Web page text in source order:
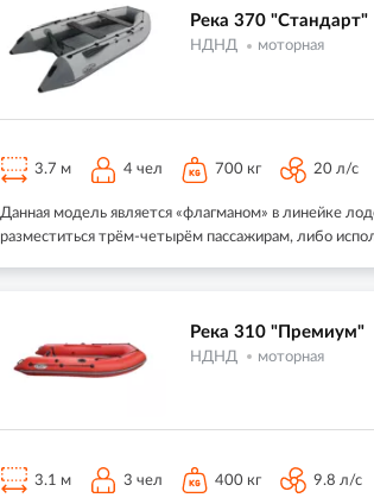
Река 370 "Стандарт"
НДНД моторная
3.7 м 4 чел 700 кг 20 л/с
Данная модель является «флагманом» в линейке
разместиться трём-четырём пассажирам, либо
Река 310 "Премиум"
НДНД моторная
3.1 м 3 чел 400 кг 9.8 л/с